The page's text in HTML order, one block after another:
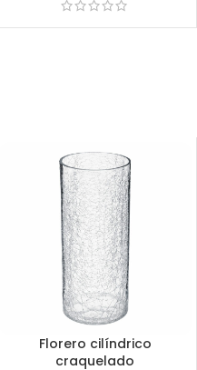
Florero cilíndrico
craquelado